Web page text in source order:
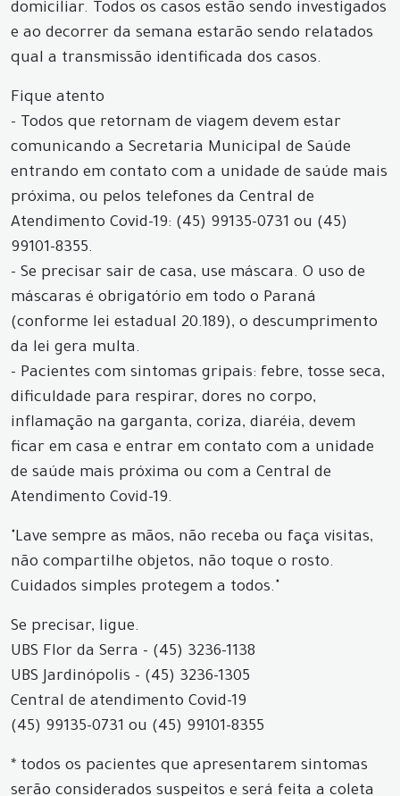
domiciliar. Todos os casos estão sendo investigados
e ao decorrer da semana estarão sendo relatados
qual a transmissão identificada dos casos.
Fique atento
- Todos que retornam de viagem devem estar
comunicando a Secretaria Municipal de Saúde
entrando em contato com a unidade de saúde mais
próxima, ou pelos telefones da Central de
Atendimento Covid-19: (45) 99135-0731 ou (45)
99101-8355.
- Se precisar sair de casa, use máscara. O uso de
máscaras é obrigatório em todo o Paraná
(conforme lei estadual 20.189), o descumprimento
da lei gera multa.
- Pacientes com sintomas gripais: febre, tosse seca,
dificuldade para respirar, dores no corpo,
inflamação na garganta, coriza, diaréia, devem
ficar em casa e entrar em contato com a unidade
de saúde mais próxima ou com a Central de
Atendimento Covid-19.
"Lave sempre as mãos, não receba ou faça visitas,
não compartilhe objetos, não toque o rosto.
Cuidados simples protegem a todos."
Se precisar, ligue.
UBS Flor da Serra - (45) 3236-1138
UBS Jardinópolis - (45) 3236-1305
Central de atendimento Covid-19
(45) 99135-0731 ou (45) 99101-8355
* todos os pacientes que apresentarem sintomas
serão considerados suspeitos e será feita a coleta